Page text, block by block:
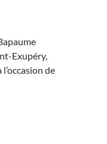
Exupéry,
de